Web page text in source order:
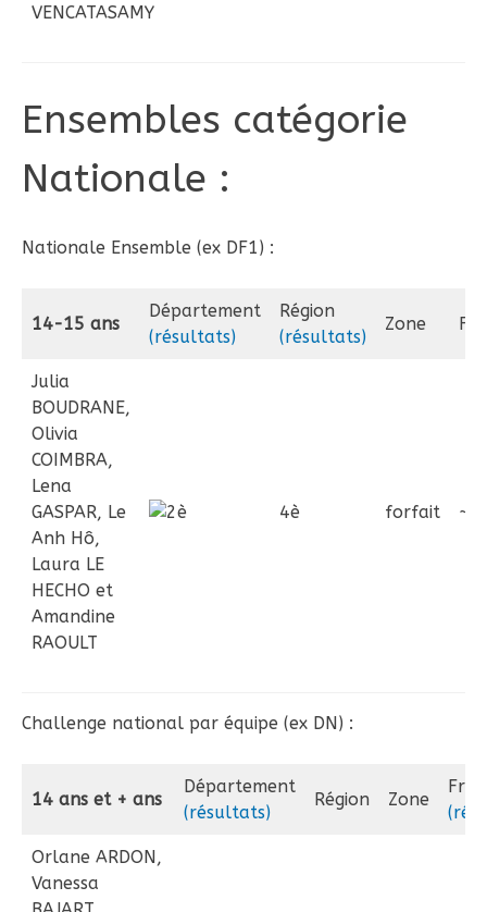
VENCATASAMY
Ensembles catégorie
Nationale :
Nationale Ensemble (ex DF1) :
14-15 ans
Département
(résultats)
Région
(résultats)
Zone
Julia
BOUDRANE,
Olivia
COIMBRA,
Lena
GASPAR, Le
Anh Hô,
Laura LE
HECHO et
Amandine
RAOULT
4è forfait ~
Challenge national par équipe (ex DN) :
14 ans et + ans
Département
(résultats)
Région Zone
Orlane ARDON,
Vanessa